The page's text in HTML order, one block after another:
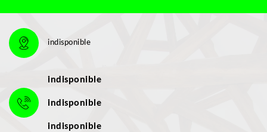
indisponible
indisponible
indisponible
indisponible